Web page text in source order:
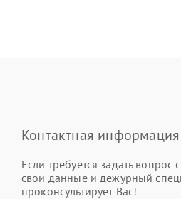
Контактная информация
Если требуется задать вопрос
свои данные и дежурный
проконсультирует Вас!